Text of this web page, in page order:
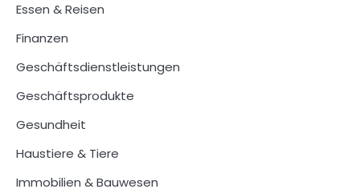
Essen & Reisen
Finanzen
Geschäftsdienstleistungen
Geschäftsprodukte
Gesundheit
Haustiere & Tiere
Immobilien & Bauwesen